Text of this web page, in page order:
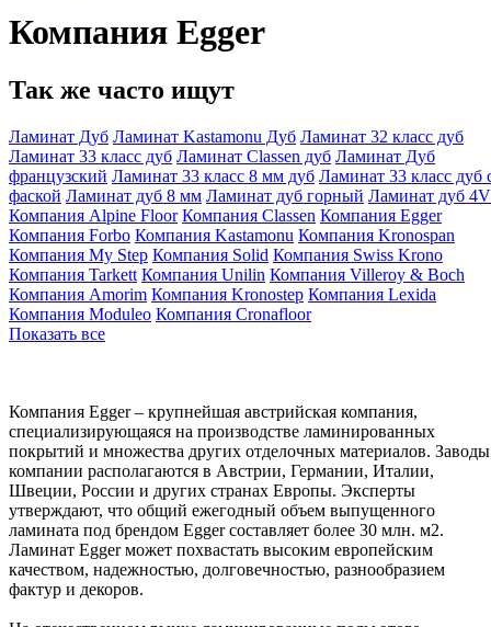
Компания Egger
Так же часто ищут
Ламинат Дуб Ламинат Kastamonu Дуб Ламинат 32 класс дуб
Ламинат 33 класс дуб Ламинат Classen дуб Ламинат Дуб
французский Ламинат 33 класс 8 мм дуб Ламинат 33 класс дуб
фаской Ламинат дуб 8 мм Ламинат дуб горный Ламинат дуб 4V
Компания Alpine Floor Компания Classen Компания Egger
Компания Forbo Компания Kastamonu Компания Kronospan
Компания My Step Компания Solid Компания Swiss Krono
Компания Tarkett Компания Unilin Компания Villeroy & Boch
Компания Amorim Компания Kronostep Компания Lexida
Компания Moduleo Компания Cronafloor
Показать все
Компания Egger – крупнейшая австрийская компания,
специализирующаяся на производстве ламинированных
покрытий и множества других отделочных материалов. Заводы
компании располагаются в Австрии, Германии, Италии,
Швеции, России и других странах Европы. Эксперты
утверждают, что общий ежегодный объем выпущенного
ламината под брендом Egger составляет более 30 млн. м2.
Ламинат Egger может похвастать высоким европейским
качеством, надежностью, долговечностью, разнообразием
фактур и декоров.